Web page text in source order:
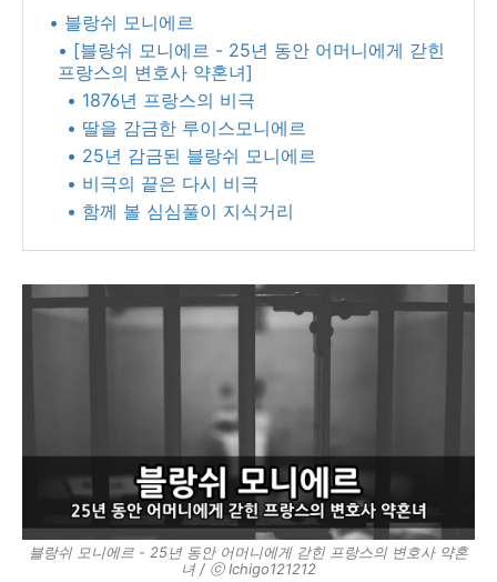
• 블랑쉬 모니에르
• [블랑쉬 모니에르 - 25년 동안 어머니에게 갇힌
프랑스의 변호사 약혼녀]
• 1876년 프랑스의 비극
• 딸을 감금한 루이스모니에르
• 25년 감금된 블랑쉬 모니에르
• 비극의 끝은 다시 비극
• 함께 볼 심심풀이 지식거리
블랑쉬 모니에르 - 25년 동안 어머니에게 갇힌 프랑스의 변호사 약혼
녀 / ⓒ Ichigo121212